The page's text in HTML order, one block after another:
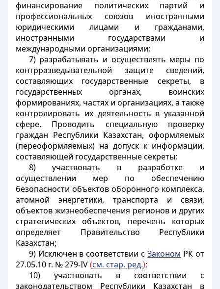
финансирование политических партий и
профессиональных союзов иностранными
юридическими лицами и гражданами,
иностранными государствами и
международными организациями;
7) разрабатывать и осуществлять меры по
контрразведывательной защите сведений,
составляющих государственные секреты, в
государственных органах, воинских
формированиях, частях и организациях, а также
контролировать их деятельность в указанной
сфере. Проводить специальную проверку
граждан Республики Казахстан, оформляемых
(переоформляемых) на допуск к информации,
составляющей государственные секреты;
8) участвовать в разработке и
осуществлении мер по обеспечению
безопасности объектов оборонного комплекса,
атомной энергетики, транспорта и связи,
объектов жизнеобеспечения регионов и других
стратегических объектов, перечень которых
определяет Правительство Республики
Казахстан;
9) Исключен в соответствии сЗаконом РК от
27.05.10 г. № 279-IV(см. стар. ред.);
10) участвовать в соответствии с
законодательством Республики Казахстан в